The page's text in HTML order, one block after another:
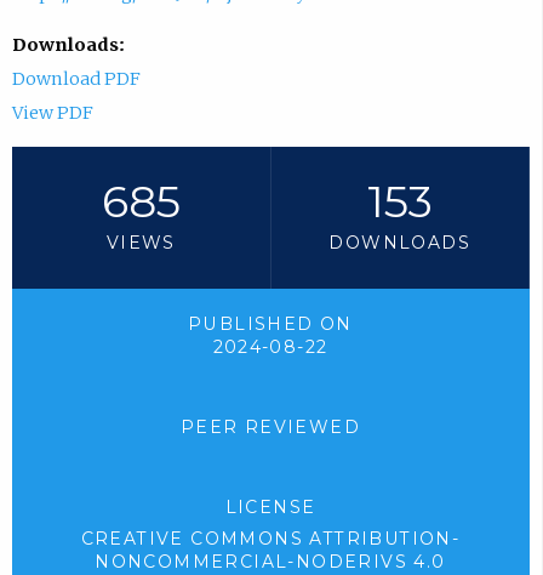
Downloads:
Download PDF
View PDF
685
VIEWS
153
DOWNLOADS
PUBLISHED ON
2024-08-22
PEER REVIEWED
LICENSE
CREATIVE COMMONS ATTRIBUTION-
NONCOMMERCIAL-NODERIVS 4.0